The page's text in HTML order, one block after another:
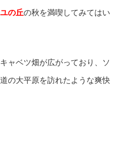
の丘の秋を満喫してみてはい
ャベツ畑が広がっており、ソ
の大平原を訪れたような爽快